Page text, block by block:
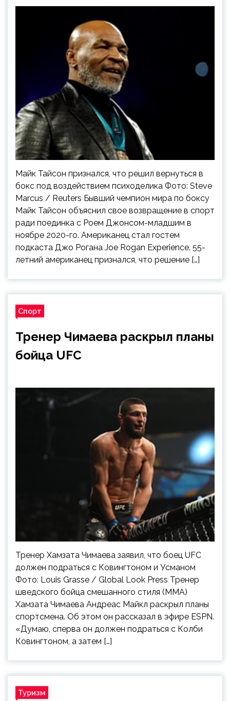
Майк Тайсон признался, что решил вернуться в
бокс под воздействием психоделика Фото: Steve
Marcus / Reuters Бывший чемпион мира по боксу
Майк Тайсон объяснил свое возвращение в спорт
ради поединка с Роем Джонсом-младшим в
ноябре 2020-го. Американец стал гостем
подкаста Джо Рогана Joe Rogan Experience. 55-
летний американец признался, что решение […]
Спорт
Тренер Чимаева раскрыл планы
бойца UFC
Тренер Хамзата Чимаева заявил, что боец UFC
должен подраться с Ковингтоном и Усманом
Фото: Louis Grasse / Global Look Press Тренер
шведского бойца смешанного стиля (MMA)
Хамзата Чимаева Андреас Майкл раскрыл планы
спортсмена. Об этом он рассказал в эфире ESPN.
«Думаю, сперва он должен подраться с Колби
Ковингтоном, а затем […]
Туризм